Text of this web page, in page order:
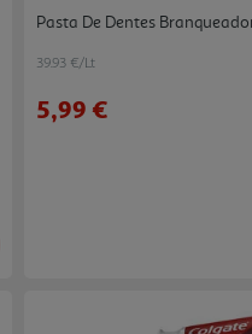
Pasta De Dentes
39.93 €/Lt
5,99 €